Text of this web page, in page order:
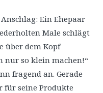
Ein Ehepaar
Male schlägt
über dem Kopf
nur so klein machen!“
fragend an. Gerade
für seine Produkte